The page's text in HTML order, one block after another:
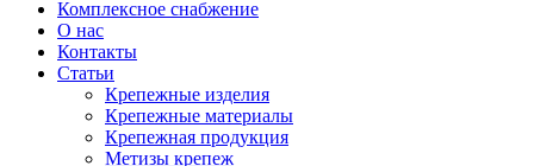
Комплексное снабжение
О нас
Контакты
Статьи
Крепежные изделия
Крепежные материалы
Крепежная продукция
Метизы крепеж